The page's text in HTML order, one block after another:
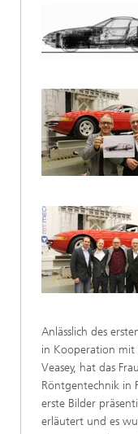
Anlässlich des
in Kooperation mit
Veasey, hat das
Röntgentechnik in
erste Bilder
erläutert und es